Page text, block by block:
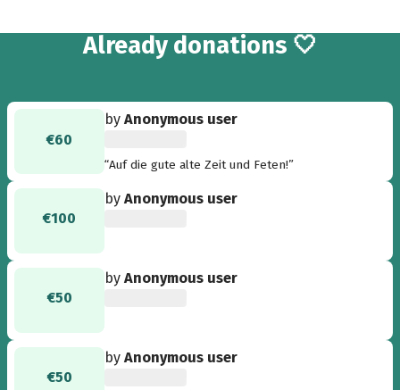
Already 13
donations 🤍
€60
byAnonymous user
“Auf die gute alte Zeit und Feten!”
€100
byAnonymous user
€50
byAnonymous user
€50
byAnonymous user